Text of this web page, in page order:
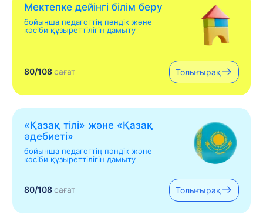
Мектепке дейінгі білім беру
бойынша педагогтің пәндік және
кәсіби құзыреттілігін дамыту
80/108сағат Толығырақ
«Қазақ тілі» жəне «Қазақ
əдебиеті»
бойынша педагогтің пәндік және
кәсіби құзыреттілігін дамыту
80/108сағат Толығырақ